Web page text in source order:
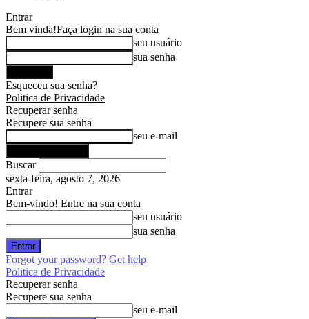
Entrar
Bem vinda!Faça login na sua conta
seu usuário
sua senha
Esqueceu sua senha?
Politica de Privacidade
Recuperar senha
Recupere sua senha
seu e-mail
Buscar
sexta-feira, agosto 7, 2026
Entrar
Bem-vindo! Entre na sua conta
seu usuário
sua senha
Forgot your password? Get help
Politica de Privacidade
Recuperar senha
Recupere sua senha
seu e-mail